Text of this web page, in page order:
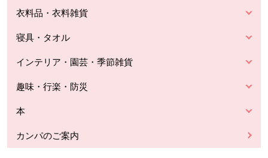
衣料品・衣料雑貨
寝具・タオル
インテリア・園芸・季節雑貨
趣味・行楽・防災
本
カンパのご案内